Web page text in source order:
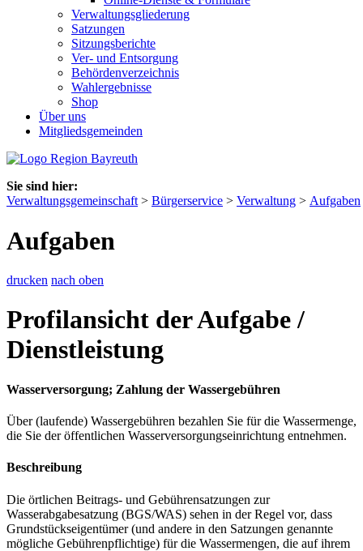
Verwaltungsgliederung
Satzungen
Sitzungsberichte
Ver- und Entsorgung
Behördenverzeichnis
Wahlergebnisse
Shop
Über uns
Mitgliedsgemeinden
Sie sind hier:
Verwaltungsgemeinschaft > Bürgerservice > Verwaltung > Aufgaben
Aufgaben
drucken nach oben
Profilansicht der Aufgabe /
Dienstleistung
Wasserversorgung; Zahlung der Wassergebühren
Über (laufende) Wassergebühren bezahlen Sie für die Wassermenge,
die Sie der öffentlichen Wasserversorgungseinrichtung entnehmen.
Beschreibung
Die örtlichen Beitrags- und Gebührensatzungen zur
Wasserabgabesatzung (BGS/WAS) sehen in der Regel vor, dass
Grundstückseigentümer (und andere in den Satzungen genannte
mögliche Gebührenpflichtige) für die Wassermengen, die auf ihrem